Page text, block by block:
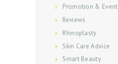
Promotion & Event
Reviews
Rhinoplasty
Skin Care Advice
Smart Beauty